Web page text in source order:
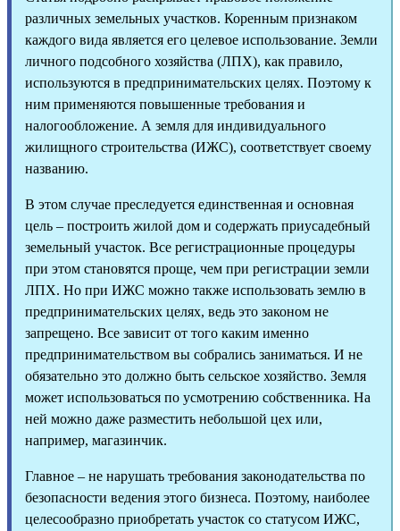
различных земельных участков. Коренным признаком
каждого вида является его целевое использование. Земли
личного подсобного хозяйства (ЛПХ), как правило,
используются в предпринимательских целях. Поэтому к
ним применяются повышенные требования и
налогообложение. А земля для индивидуального
жилищного строительства (ИЖС), соответствует своему
названию.
В этом случае преследуется единственная и основная
цель – построить жилой дом и содержать приусадебный
земельный участок. Все регистрационные процедуры
при этом становятся проще, чем при регистрации земли
ЛПХ. Но при ИЖС можно также использовать землю в
предпринимательских целях, ведь это законом не
запрещено. Все зависит от того каким именно
предпринимательством вы собрались заниматься. И не
обязательно это должно быть сельское хозяйство. Земля
может использоваться по усмотрению собственника. На
ней можно даже разместить небольшой цех или,
например, магазинчик.
Главное – не нарушать требования законодательства по
безопасности ведения этого бизнеса. Поэтому, наиболее
целесообразно приобретать участок со статусом ИЖС,